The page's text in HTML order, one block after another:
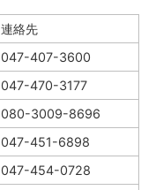
連絡先
047-407-3600
047-470-3177
080-3009-8696
047-451-6898
047-454-0728